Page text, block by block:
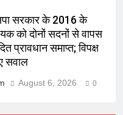
सरकार के 2016 के
को दोनों सदनों से वापस
प्रावधान समाप्त; विपक्ष
सवाल
August 6, 2026 0